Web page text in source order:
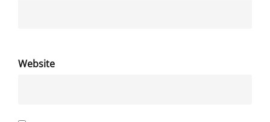
Website